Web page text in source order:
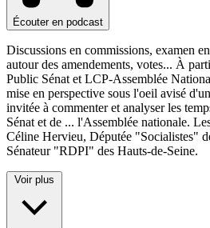
Écouter en podcast
Discussions en commissions, examen
autour des amendements, votes... À
Public Sénat et LCP-Assemblée
mise en perspective sous l'oeil avisé
invitée à commenter et analyser les
Sénat et de ... l'Assemblée nationale.
Céline Hervieu, Députée "Socialistes"
Sénateur "RDPI" des Hauts-de-Seine.
Voir plus